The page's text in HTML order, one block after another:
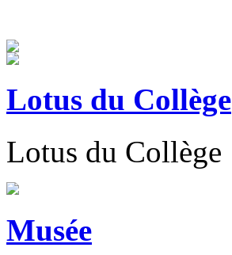
Lotus du Collège
Lotus du Collège
Musée